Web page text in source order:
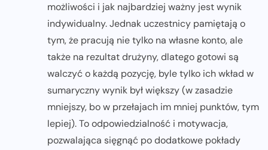
możliwości i jak najbardziej ważny jest wynik
indywidualny. Jednak uczestnicy pamiętają o
tym, że pracują nie tylko na własne konto, ale
także na rezultat drużyny, dlatego gotowi są
walczyć o każdą pozycję, byle tylko ich wkład w
sumaryczny wynik był większy (w zasadzie
mniejszy, bo w przełajach im mniej punktów, tym
lepiej). To odpowiedzialność i motywacja,
pozwalająca sięgnąć po dodatkowe pokłady